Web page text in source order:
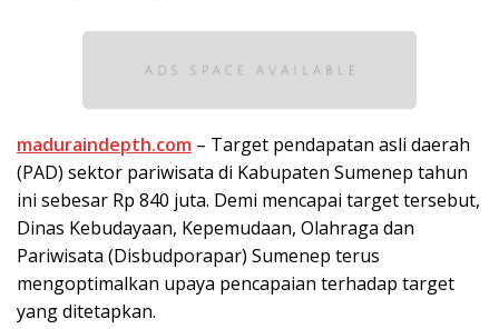
maduraindepth.com – Target pendapatan asli daerah
(PAD) sektor pariwisata di Kabupaten Sumenep tahun
ini sebesar Rp 840 juta. Demi mencapai target tersebut,
Dinas Kebudayaan, Kepemudaan, Olahraga dan
Pariwisata (Disbudporapar) Sumenep terus
mengoptimalkan upaya pencapaian terhadap target
yang ditetapkan.